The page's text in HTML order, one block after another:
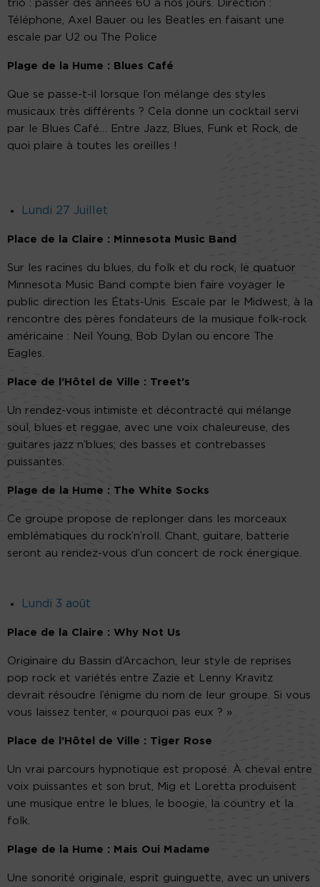
trio : passer des années 60 à nos jours. Direction :
Téléphone, Axel Bauer ou les Beatles en faisant une
escale par U2 ou The Police
Plage de la Hume : Blues Café
Que se passe-t-il lorsque l’on mélange des styles
musicaux très différents ? Cela donne un cocktail servi
par le Blues Café… Entre Jazz, Blues, Funk et Rock, de
quoi plaire à toutes les oreilles !
Lundi 27 Juillet
Place de la Claire : Minnesota Music Band
Sur les racines du blues, du folk et du rock, le quatuor
Minnesota Music Band compte bien faire voyager le
public direction les États-Unis. Escale par le Midwest, à la
rencontre des pères fondateurs de la musique folk-rock
américaine : Neil Young, Bob Dylan ou encore The
Eagles.
Place de l’Hôtel de Ville : Treet’s
Un rendez-vous intimiste et décontracté qui mélange
soul, blues et reggae, avec une voix chaleureuse, des
guitares jazz n’blues; des basses et contrebasses
puissantes.
Plage de la Hume : The White Socks
Ce groupe propose de replonger dans les morceaux
emblématiques du rock’n’roll. Chant, guitare, batterie
seront au rendez-vous d’un concert de rock énergique.
Lundi 3 août
Place de la Claire : Why Not Us
Originaire du Bassin d’Arcachon, leur style de reprises
pop rock et variétés entre Zazie et Lenny Kravitz
devrait résoudre l’énigme du nom de leur groupe. Si vous
vous laissez tenter, « pourquoi pas eux ? »
Place de l’Hôtel de Ville : Tiger Rose
Un vrai parcours hypnotique est proposé. À cheval entre
voix puissantes et son brut, Mig et Loretta produisent
une musique entre le blues, le boogie, la country et la
folk.
Plage de la Hume : Mais Oui Madame
Une sonorité originale, esprit guinguette, avec un univers